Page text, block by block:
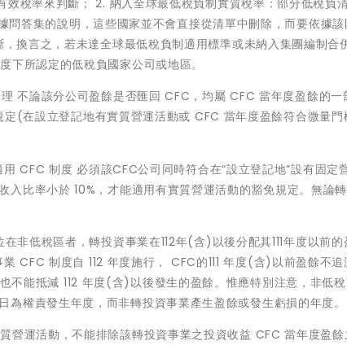
效稅率來判斷； 2. 納入全球最低稅負制實質稅率：部分低稅負
答集的說明，這些國家並不會直接從清單中刪除，而要依據該
換言之，若未達全球最低稅負制適用標準或未納入集團編制合
所認定的低稅負國家公司或地區。
不論該分公司盈餘是否匯回 CFC，均屬 CFC 當年度盈餘的一
(在設立登記地有實質營運活動或 CFC 當年度盈餘符合微量
CFC 制度 必須該CFC公司同時符合在“設立登記地”設有固定營
入比率小於 10%，才能適用有實質營運活動的豁免規定。無論
非低稅區者，轉投資事業在112年(含)以後分配其111年度以前
CFC 制度自 112 年度施行， CFC的111 年度(含)以前盈餘不追
不能抵減 112 年度(含)以後發生的盈餘。惟應特別注意，非低
權責發生年度，而非轉投資事業產生盈餘或發生虧損的年度。
營運活動，不能排除該轉投資事業之投資收益 CFC 當年度盈餘